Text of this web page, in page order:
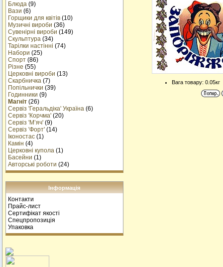
Блюда (9)
Вази (6)
Горщики для квітів (10)
Музичнi вироби (36)
Сувенірні вироби (149)
Скульптура (34)
Тарілки настінні (74)
Набори (25)
Спорт (86)
Різне (55)
Церковні вироби (13)
Cкарбничка (7)
Попільнички (39)
Годинники (9)
Магніт (26)
Сервіз 'Геральдіка' Україна (6)
Сервіз 'Корчма' (20)
Сервіз 'М’яч' (9)
Сервіз 'Форт' (14)
Іконостас (1)
Камін (4)
Церковні купола (1)
Басейни (1)
Авторські роботи (24)
Інформація
Контакти
Прайс-лист
Сертифікат якості
Спецпропозиція
Упаковка
Вага товару: 0.05кг